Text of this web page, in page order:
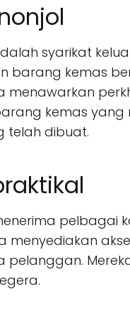
syarikat
barang kemas
menawarkan
kemas
telah dibuat.
menyediakan
pelanggan.